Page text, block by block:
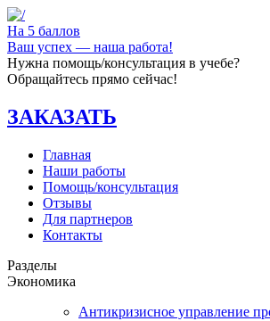
На 5 баллов
Ваш успех — наша работа!
Нужна помощь/консультация в учебе?
Обращайтесь прямо сейчас!
ЗАКАЗАТЬ
Главная
Наши работы
Помощь/консультация
Отзывы
Для партнеров
Контакты
Разделы
Экономика
Антикризисное управление